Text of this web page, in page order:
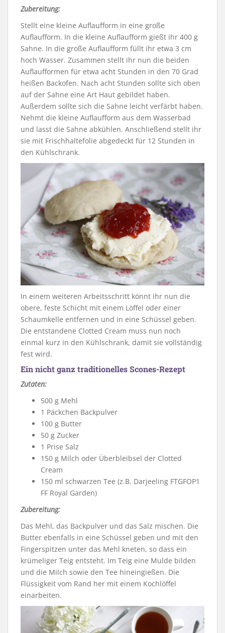
Zubereitung:
Stellt eine kleine Auflaufform in eine große
Auflaufform. In die kleine Auflaufform gießt ihr 400 g
Sahne. In die große Auflaufform füllt ihr etwa 3 cm
hoch Wasser. Zusammen stellt ihr nun die beiden
Auflaufformen für etwa acht Stunden in den 70 Grad
heißen Backofen. Nach acht Stunden sollte sich oben
auf der Sahne eine Art Haut gebildet haben.
Außerdem sollte sich die Sahne leicht verfärbt haben.
Nehmt die kleine Auflaufform aus dem Wasserbad
und lasst die Sahne abkühlen. Anschließend stellt ihr
sie mit Frischhaltefolie abgedeckt für 12 Stunden in
den Kühlschrank.
In einem weiteren Arbeitsschritt könnt ihr nun die
obere, feste Schicht mit einem Löffel oder einer
Schaumkelle entfernen und in eine Schüssel geben.
Die entstandene Clotted Cream muss nun noch
einmal kurz in den Kühlschrank, damit sie vollständig
fest wird.
Ein nicht ganz traditionelles Scones-Rezept
Zutaten:
500 g Mehl
1 Päckchen Backpulver
100 g Butter
50 g Zucker
1 Prise Salz
150 g Milch oder Überbleibsel der Clotted
Cream
150 ml schwarzen Tee (z.B. Darjeeling FTGFOP1
FF Royal Garden)
Zubereitung:
Das Mehl, das Backpulver und das Salz mischen. Die
Butter ebenfalls in eine Schüssel geben und mit den
Fingerspitzen unter das Mehl kneten, so dass ein
krümeliger Teig entsteht. Im Teig eine Mulde bilden
und die Milch sowie den Tee hineingießen. Die
Flüssigkeit vom Rand her mit einem Kochlöffel
einarbeiten.